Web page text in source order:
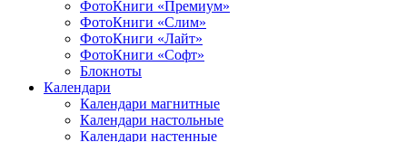
ФотоКниги «Премиум»
ФотоКниги «Слим»
ФотоКниги «Лайт»
ФотоКниги «Софт»
Блокноты
Календари
Календари магнитные
Календари настольные
Календари настенные